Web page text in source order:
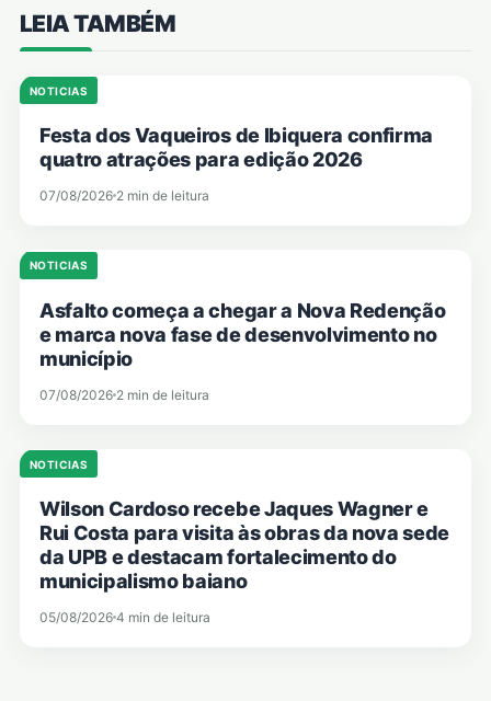
LEIA TAMBÉM
NOTICIAS
Festa dos Vaqueiros de Ibiquera confirma
quatro atrações para edição 2026
07/08/2026 2 min de leitura
NOTICIAS
Asfalto começa a chegar a Nova Redenção
e marca nova fase de desenvolvimento no
município
07/08/2026 2 min de leitura
NOTICIAS
Wilson Cardoso recebe Jaques Wagner e
Rui Costa para visita às obras da nova sede
da UPB e destacam fortalecimento do
municipalismo baiano
05/08/2026 4 min de leitura